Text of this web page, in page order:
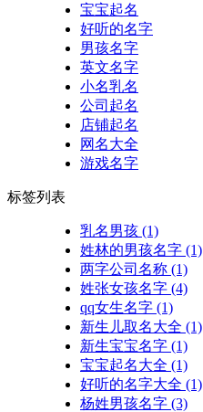
宝宝起名
好听的名字
男孩名字
英文名字
小名乳名
公司起名
店铺起名
网名大全
游戏名字
标签列表
乳名男孩 (1)
姓林的男孩名字 (1)
两字公司名称 (1)
姓张女孩名字 (4)
qq女生名字 (1)
新生儿取名大全 (1)
新生宝宝名字 (1)
宝宝起名大全 (1)
好听的名字大全 (1)
杨姓男孩名字 (3)